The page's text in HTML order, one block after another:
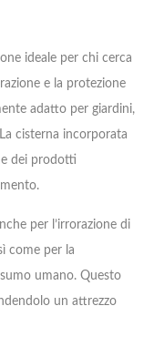
ideale per chi cerca
e la protezione
adatto per giardini,
cisterna incorporata
dei prodotti
per l’irrorazione di
come per la
umano. Questo
un attrezzo